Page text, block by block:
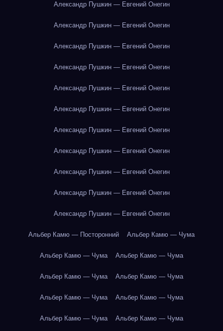
Александр Пушкин — Евгений Онегин
Александр Пушкин — Евгений Онегин
Александр Пушкин — Евгений Онегин
Александр Пушкин — Евгений Онегин
Александр Пушкин — Евгений Онегин
Александр Пушкин — Евгений Онегин
Александр Пушкин — Евгений Онегин
Александр Пушкин — Евгений Онегин
Александр Пушкин — Евгений Онегин
Александр Пушкин — Евгений Онегин
Александр Пушкин — Евгений Онегин
Альбер Камю — Посторонний Альбер Камю — Чума
Альбер Камю — Чума Альбер Камю — Чума
Альбер Камю — Чума Альбер Камю — Чума
Альбер Камю — Чума Альбер Камю — Чума
Альбер Камю — Чума Альбер Камю — Чума